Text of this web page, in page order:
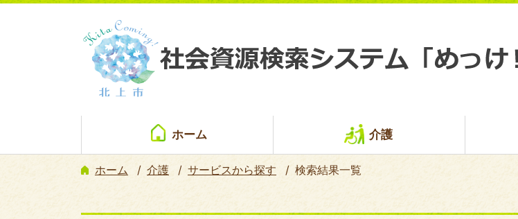
ホーム 介護
ホーム 介護 サービスから探す 検索結果一覧